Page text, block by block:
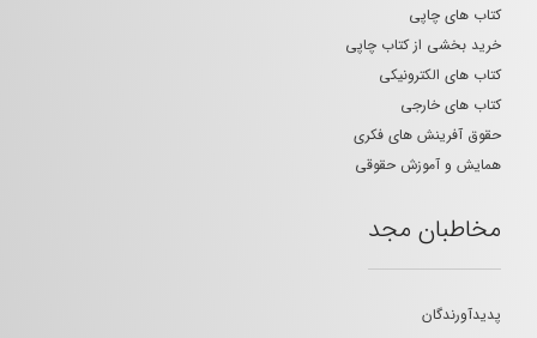
کتاب های چاپی
خرید بخشی از کتاب چاپی
کتاب های الکترونیکی
کتاب های خارجی
حقوق آفرینش های فکری
همایش و آموزش حقوقی
مخاطبان مجد
پدیدآورندگان